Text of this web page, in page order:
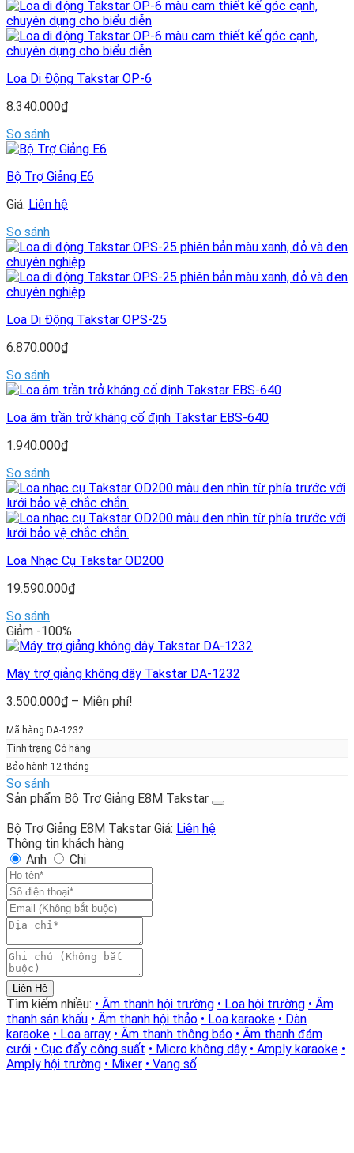
Loa Di Động Takstar OP-6
8.340.000₫
So sánh
Bộ Trợ Giảng E6
Giá: Liên hệ
So sánh
Loa Di Động Takstar OPS-25
6.870.000₫
So sánh
Loa âm trần trở kháng cố định Takstar EBS-640
1.940.000₫
So sánh
Loa Nhạc Cụ Takstar OD200
19.590.000₫
So sánh
Giảm -100%
Máy trợ giảng không dây Takstar DA-1232
3.500.000₫ – Miễn phí!
phí!
Mã hàng DA-1232
Tình trạng Có hàng
Bảo hành 12 tháng
So sánh
Sản phẩm Bộ Trợ Giảng E8M Takstar
Bộ Trợ Giảng E8M Takstar Giá: Liên hệ
Thông tin khách hàng
Anh
Chị
Liên Hệ
Tìm kiếm nhiều: • Âm thanh hội trường • Loa hội trường • Âm
thanh sân khấu • Âm thanh hội thảo • Loa karaoke • Dàn
karaoke • Loa array • Âm thanh thông báo • Âm thanh đám
cưới • Cục đẩy công suất • Micro không dây • Amply karaoke •
Amply hội trường • Mixer • Vang số